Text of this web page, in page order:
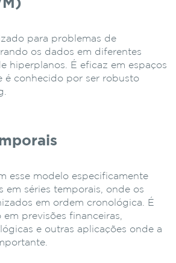
para problemas de
os dados em diferentes
hiperplanos. É eficaz em espaços
é conhecido por ser robusto
esse modelo especificamente
em séries temporais, onde os
em ordem cronológica. É
previsões financeiras,
e outras aplicações onde a